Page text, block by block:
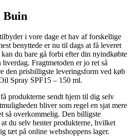
Buin
i vore dage et hav af forskellige
benyttede er nu til dags at få leveret
du bare gå forbi efter din nyindkøbte
Fragtmetoden er jo ret så
den prisbilligste leveringsform ved køb
Spray SPF15 – 150 ml.
produkterne sendt hjem til dig selv
bliver som regel en sjat mere
så overkommelig. Den billigste
du selv henter produkterne, hvilket
tæt på online webshoppens lager.